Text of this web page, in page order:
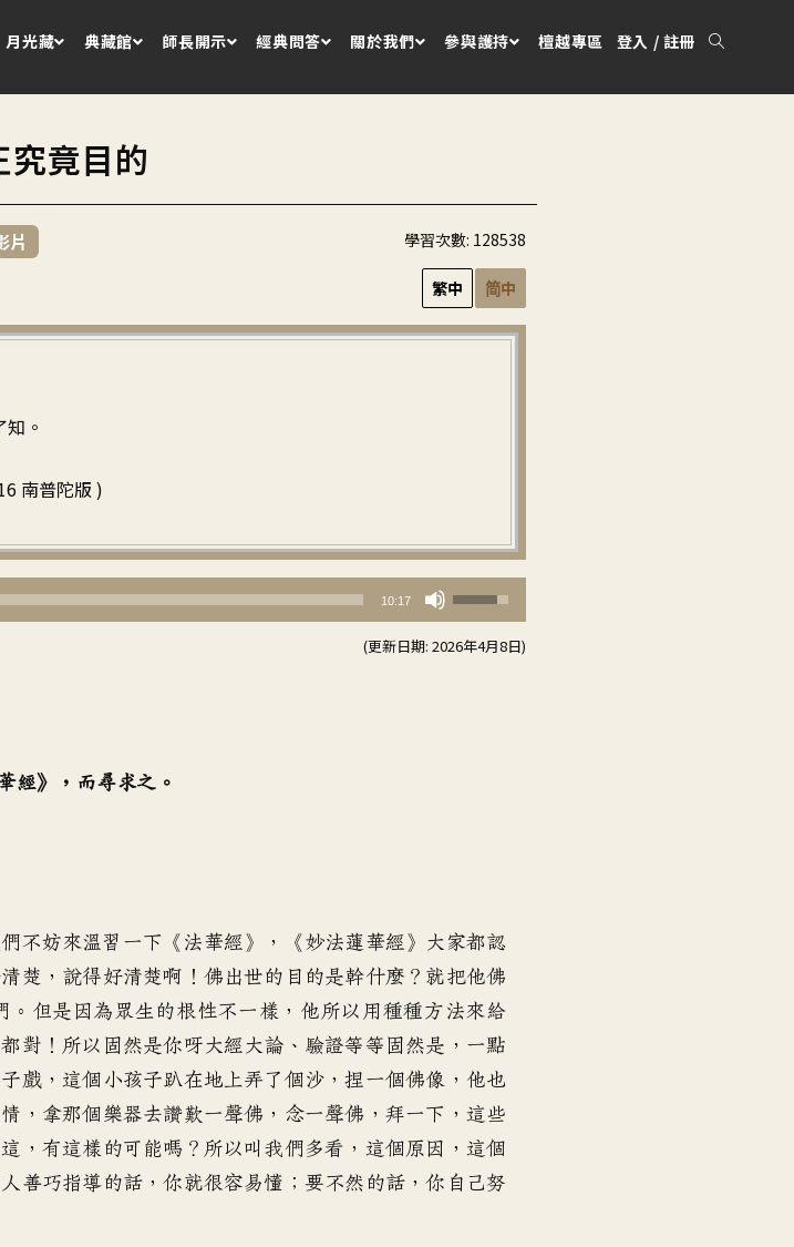
月光藏 典藏館 師長開示 經典問答 關於我們 參與護持 檀越專區 登入 / 註冊
竟目的
片 學習次數: 128538
繁中 简中
。
南普陀版 )
10:17
使
用
向
降
低
量。
(更新日期: 2026年4月8日)
經》，而尋求之。
不妨來溫習一下 《 法華經》，《妙法蓮華經 》 大家都認
楚 ， 說得好清楚啊 ！ 佛出世的目的是幹什麼 ？ 就把他佛
。 但是因為眾生的根性不一樣 ， 他所以用種種方法來給
都對 ！ 所以固然是你呀大經大論、 驗證等等固然是 ， 一點
戲， 這個小孩子趴在地上 弄了個沙，捏一個佛像 ， 他也
， 拿那個樂器去讚歎一聲佛 ， 念一聲佛，拜一下 ， 這些
這，有這樣的可能嗎 ？ 所以叫我們多看 ， 這個原因 ， 這個
善巧指導的話 ，你就很容易懂 ； 要不然的話 ，你自己努